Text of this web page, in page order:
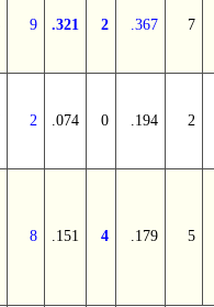
9 .321 2 .367 7
2 .074 0 .194 2
8 .151 4 .179 5